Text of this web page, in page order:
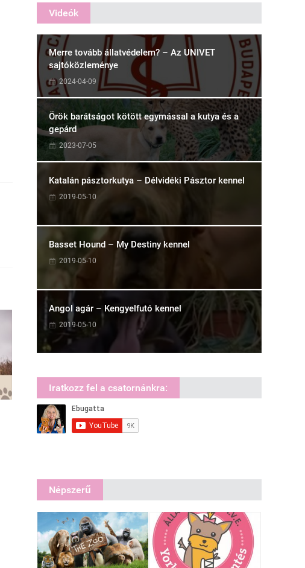
Videók
Merre tovább állatvédelem? – Az UNIVET
sajtóközleménye
2024-04-09
Örök barátságot kötött egymással a kutya és a
gepárd
2023-07-05
Katalán pásztorkutya – Délvidéki Pásztor kennel
2019-05-10
Basset Hound – My Destiny kennel
2019-05-10
Angol agár – Kengyelfutó kennel
2019-05-10
Iratkozz fel a csatornánkra:
Népszerű